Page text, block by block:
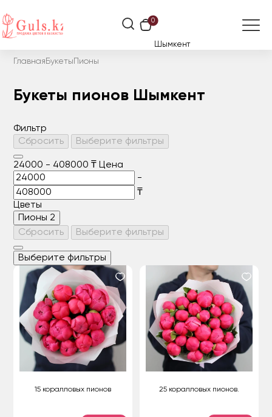
0
Шымкент
Главная Букеты Пионы
Букеты пионов Шымкент
Фильтр
Сбросить
Выберите фильтры
24000 - 408000 ₸ Цена
-
₸
Цветы
Пионы 2
Сбросить
Выберите фильтры
Выберите фильтры
15 коралловых пионов 25 коралловых пионов.